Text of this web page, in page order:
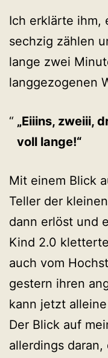
Ich erklärte ihm,
sechzig zählen
lange zwei
langgezogenen
„Eiiins, zweiii,
voll lange!“
Mit einem Blick
Teller der
dann erlöst und
Kind 2.0
auch vom
gestern ihren
kann jetzt
Der Blick auf
allerdings